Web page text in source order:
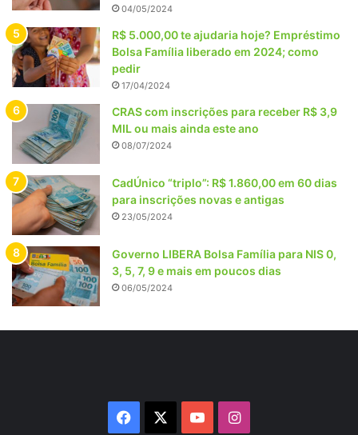
04/05/2024
R$ 5.000,00 te ajudaria hoje? Empréstimo
Bolsa Família liberado em 2024; como
pedir
17/04/2024
CRAS com inscrições para receber R$ 3,9
MIL ou mais ainda este ano
08/07/2024
CadÚnico “triplo”: R$ 1.860,00 em 60 dias
para inscrições novas e antigas
23/05/2024
Governo LIBERA Bolsa Família para NIS 0,
3, 5, 7, 9 e mais em poucos dias
06/05/2024
Facebook YouTubeInstagram